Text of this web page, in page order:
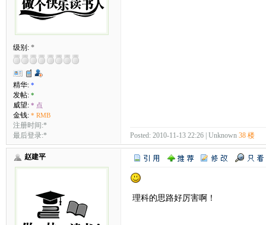
级别: *
精华: *
发帖: *
威望: * 点
金钱: * RMB
注册时间:*
最后登录:*
Posted: 2010-11-13 22:26 | Unknown 38 楼
赵建平
理科的思路好厉害啊！